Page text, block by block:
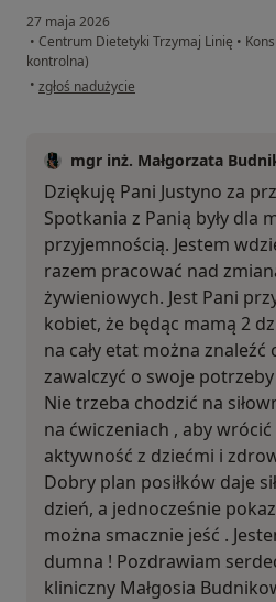
27 maja 2026
• Centrum Dietetyki Trzymaj Linię •
kontrolna)
• w opinii użytkownika Justyna
zgłoś nadużycie
mgr inż. Małgorzata
Dziękuję Pani Justyno za
Spotkania z Panią były dla
przyjemnością. Jestem
razem pracować nad
żywieniowych. Jest Pani
kobiet, że będąc mamą 2
na cały etat można znaleźć
zawalczyć o swoje potrzeby
Nie trzeba chodzić na
na ćwiczeniach , aby
aktywność z dziećmi i
Dobry plan posiłków daje
dzień, a jednocześnie
można smacznie jeść .
dumna ! Pozdrawiam
kliniczny Małgosia